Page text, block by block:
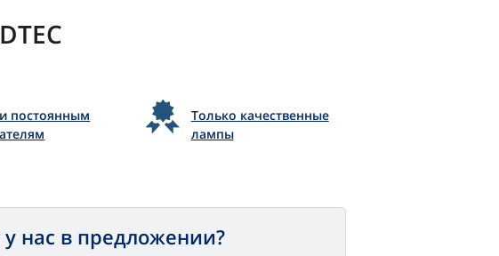
постоянным
Только качественные
лампы
нас в предложении?